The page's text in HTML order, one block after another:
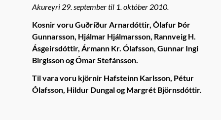
Akureyri 29. september til 1. október 2010.
Kosnir voru Guðríður Arnardóttir, Ólafur Þór
Gunnarsson, Hjálmar Hjálmarsson, Rannveig H.
Ásgeirsdóttir, Ármann Kr. Ólafsson, Gunnar Ingi
Birgisson og Ómar Stefánsson.
Til vara voru kjörnir Hafsteinn Karlsson, Pétur
Ólafsson, Hildur Dungal og Margrét Björnsdóttir.